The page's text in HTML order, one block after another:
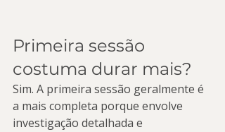
Primeira sessão
costuma durar mais?
Sim. A primeira sessão geralmente é
a mais completa porque envolve
investigação detalhada e